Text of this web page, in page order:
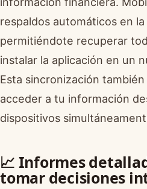
respaldos automáticos en
permitiéndote recuperar
instalar la aplicación en un
Esta sincronización
acceder a tu información
dispositivos
📈 Informes
tomar decisiones